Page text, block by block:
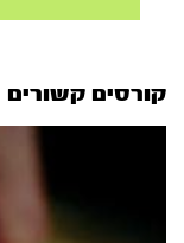
קורסים קשורים